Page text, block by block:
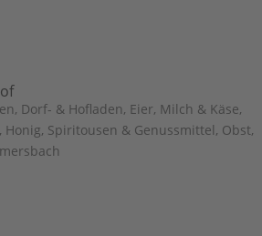
, Dorf- & Hofladen, Eier, Milch & Käse,
, Honig, Spiritousen & Genussmittel, Obst,